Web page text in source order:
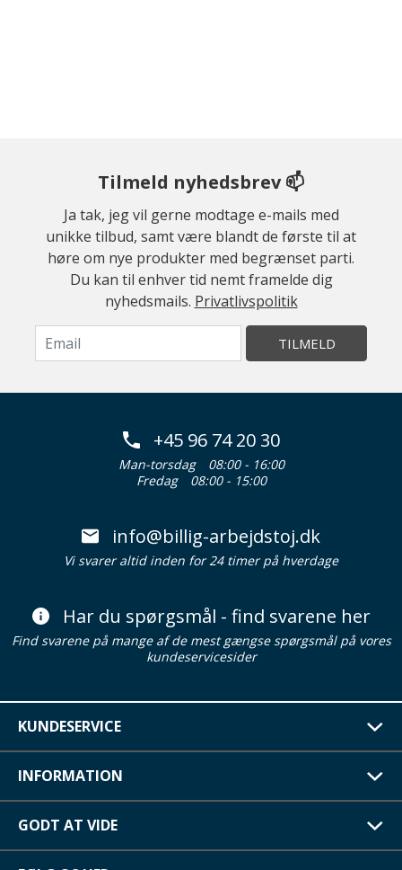
Tilmeld nyhedsbrev 📫
Ja tak, jeg vil gerne modtage e-mails med
unikke tilbud, samt være blandt de første til at
høre om nye produkter med begrænset parti.
Du kan til enhver tid nemt framelde dig
nyhedsmails. Privatlivspolitik
TILMELD
+45 96 74 20 30
Man-torsdag
08:00 - 16:00
Fredag
08:00 - 15:00
info@billig-arbejdstoj.dk
Vi svarer altid inden for 24 timer på hverdage
Har du spørgsmål - find svarene her
Find svarene på mange af de mest gængse spørgsmål på vores
kundeservicesider
KUNDESERVICE
INFORMATION
GODT AT VIDE